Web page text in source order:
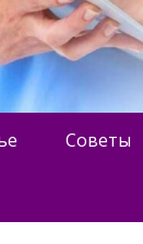
Советы